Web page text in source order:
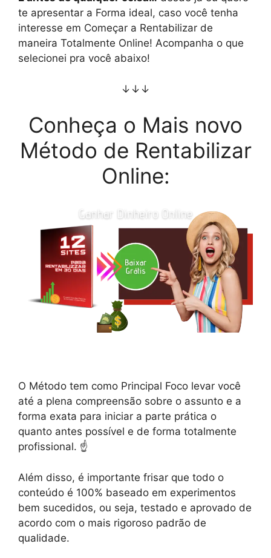
te apresentar a Forma ideal, caso você tenha
interesse em Começar a Rentabilizar de
maneira Totalmente Online! Acompanha o que
selecionei pra você abaixo!
↓↓↓
Conheça o Mais novo
Método de Rentabilizar
Online:
O Método tem como Principal Foco levar você
até a plena compreensão sobre o assunto e a
forma exata para iniciar a parte prática o
quanto antes possível e de forma totalmente
profissional. ☝️
Além disso, é importante frisar que todo o
conteúdo é 100% baseado em experimentos
bem sucedidos, ou seja, testado e aprovado de
acordo com o mais rigoroso padrão de
qualidade.